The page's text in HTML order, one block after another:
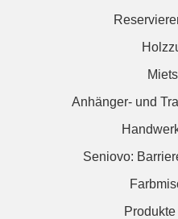
Anhänger- und
Seniovo: